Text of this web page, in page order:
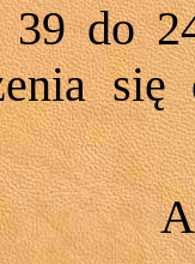
39 do